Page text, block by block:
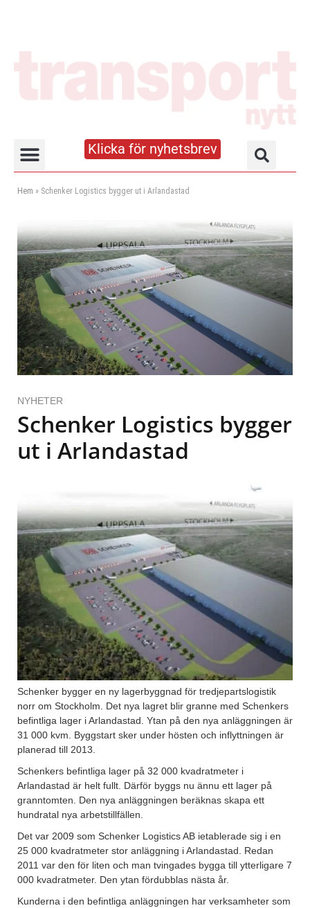
Klicka för nyhetsbrev
Hem » Schenker Logistics bygger ut i Arlandastad
NYHETER
Schenker Logistics bygger
ut i Arlandastad
Schenker bygger en ny lagerbyggnad för tredjepartslogistik
norr om Stockholm. Det nya lagret blir granne med Schenkers
befintliga lager i Arlandastad. Ytan på den nya anläggningen är
31 000 kvm. Byggstart sker under hösten och inflyttningen är
planerad till 2013.
Schenkers befintliga lager på 32 000 kvadratmeter i
Arlandastad är helt fullt. Därför byggs nu ännu ett lager på
granntomten. Den nya anläggningen beräknas skapa ett
hundratal nya arbetstillfällen.
Det var 2009 som Schenker Logistics AB ietablerade sig i en
25 000 kvadratmeter stor anläggning i Arlandastad. Redan
2011 var den för liten och man tvingades bygga till ytterligare 7
000 kvadratmeter. Den ytan fördubblas nästa år.
Kunderna i den befintliga anläggningen har verksamheter som